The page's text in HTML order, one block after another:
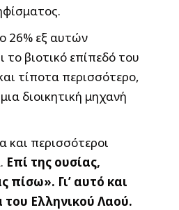
26% εξ αυτών
το βιοτικό επίπεδό του
τίποτα περισσότερο,
διοικητική μηχανή
και περισσότεροι
Επί της ουσίας,
Γι’ αυτό και
του Ελληνικού Λαού.